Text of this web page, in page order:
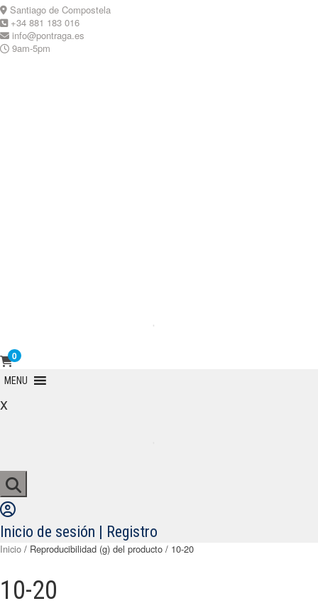
Skip
to
content
Santiago de Compostela
+34 881 183 016
info@pontraga.es
9am-5pm
0
Primary
MENU
x
Inicio de sesión | Registro
Inicio / Reproducibilidad (g) del producto / 10-20
10-20